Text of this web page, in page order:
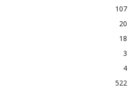
107
20
18
3
4
522